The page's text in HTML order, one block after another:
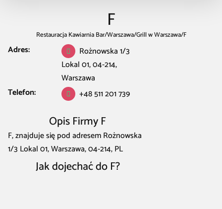
F
Restauracja Kawiarnia Bar/Warszawa/Grill w Warszawa/F
Adres:
Rożnowska 1/3
Lokal 01, 04-214,
Warszawa
Telefon:
+48 511 201 739
Opis Firmy F
F, znajduje się pod adresem Rożnowska
1/3 Lokal 01, Warszawa, 04-214, PL
Jak dojechać do F?